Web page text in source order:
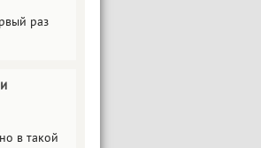
раз
в такой